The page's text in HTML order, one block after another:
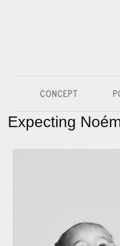
CONCEPT
Expecting